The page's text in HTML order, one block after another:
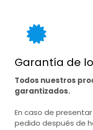
Garantía de
Todos nuestros
garantizados.
En caso de
pedido después de